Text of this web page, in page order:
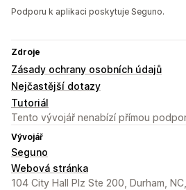
Podporu k aplikaci poskytuje Seguno.
Zdroje
Zásady ochrany osobních údajů
Nejčastější dotazy
Tutoriál
Tento vývojář nenabízí přímou
Vývojář
Seguno
Webová stránka
104 City Hall Plz Ste 200, Durham,